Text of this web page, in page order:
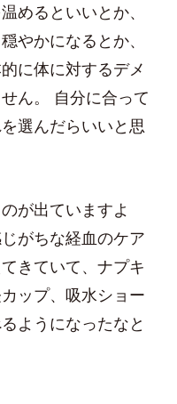
めるといいとか、
やかになるとか、
に体に対するデメ
ん。 自分に合って
選んだらいいと思
が出ていますよ
がちな経血のケア
きていて、ナプキ
ップ、吸水ショー
ようになったなと